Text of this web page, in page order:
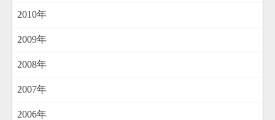
2010年
2009年
2008年
2007年
2006年